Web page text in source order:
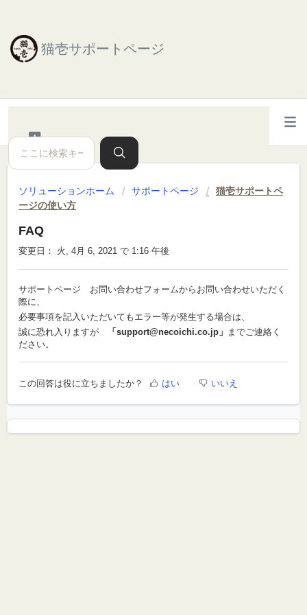
猫壱サポートページ
ソリューションホーム サポートページ
猫壱サポートペ
ージの使い方
FAQ
変更日： 火, 4月 6, 2021 で 1:16 午後
サポートページ お問い合わせフォームからお問い合わせいただく
際に、
必要事項を記入いただいてもエラー等が発生する場合は、
誠に恐れ入りますが
「support@necoichi.co.jp」 までご連絡く
ださい。
この回答は役に立ちましたか？ はい いいえ